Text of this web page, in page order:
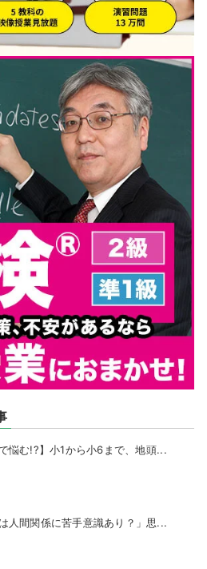
悩む!?】小1から小6まで、地頭...
人間関係に苦手意識あり？」思...